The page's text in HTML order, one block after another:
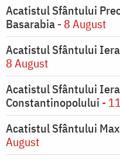
Acatistul Sfântului
Basarabia- 8 August
Acatistul Sfântului
8 August
Acatistul Sfântului
Constantinopolului -
Acatistul Sfântului
August